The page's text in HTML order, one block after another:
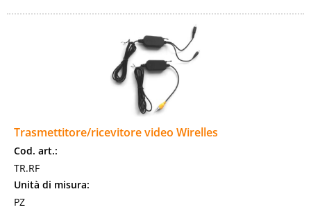
Trasmettitore/ricevitore video Wirelles
Cod. art.:
TR.RF
Unità di misura:
PZ